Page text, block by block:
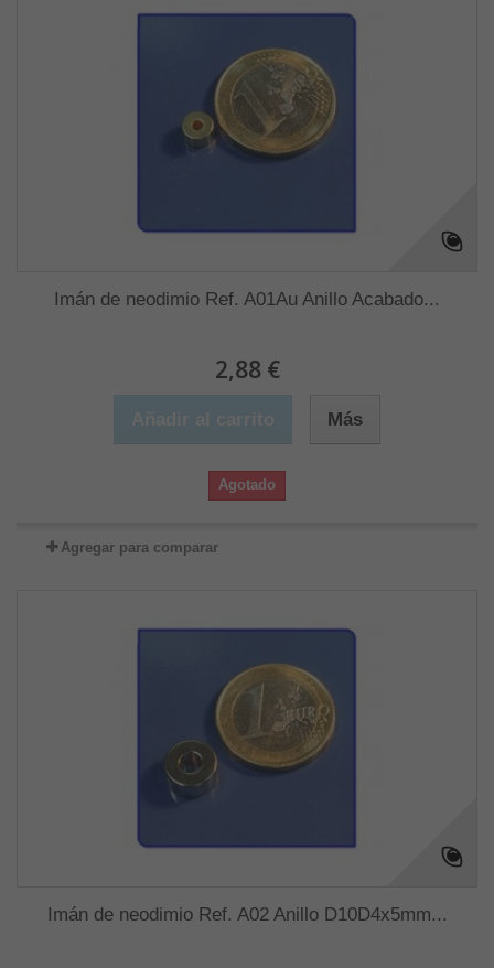
Imán de neodimio Ref. A01Au Anillo Acabado...
2,88 €
Más
Agotado
Agregar para comparar
Imán de neodimio Ref. A02 Anillo D10D4x5mm...